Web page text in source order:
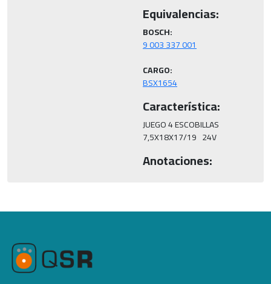
Equivalencias:
BOSCH:
CARGO:
BSX1654
Característica:
JUEGO 4 ESCOBILLAS
7,5X18X17/19   24V
Anotaciones: